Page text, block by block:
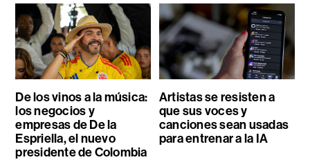
De los vinos a la música:
los negocios y
empresas de De la
Espriella, el nuevo
presidente de Colombia
Artistas se resisten a
que sus voces y
canciones sean usadas
para entrenar a la IA